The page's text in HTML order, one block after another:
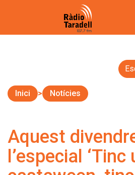
Inici Notícies
Aquest
l’especial ‘Tinc